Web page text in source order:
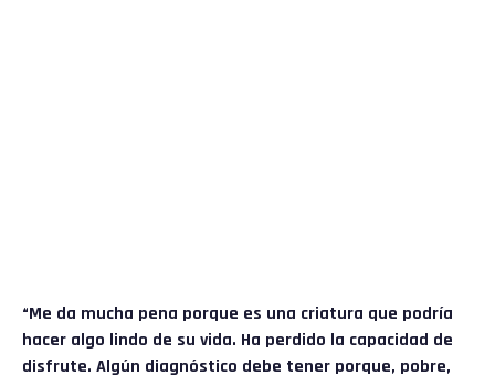
“Me da mucha pena porque es una criatura que podría
hacer algo lindo de su vida. Ha perdido la capacidad de
disfrute. Algún diagnóstico debe tener porque, pobre,